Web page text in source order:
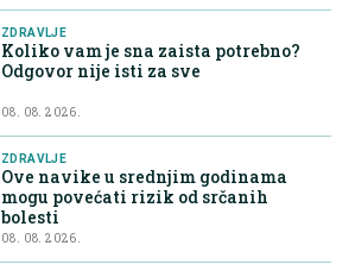
ZDRAVLJE
Koliko vam je sna zaista potrebno?
Odgovor nije isti za sve
08. 08. 2026.
ZDRAVLJE
Ove navike u srednjim godinama
mogu povećati rizik od srčanih
bolesti
08. 08. 2026.